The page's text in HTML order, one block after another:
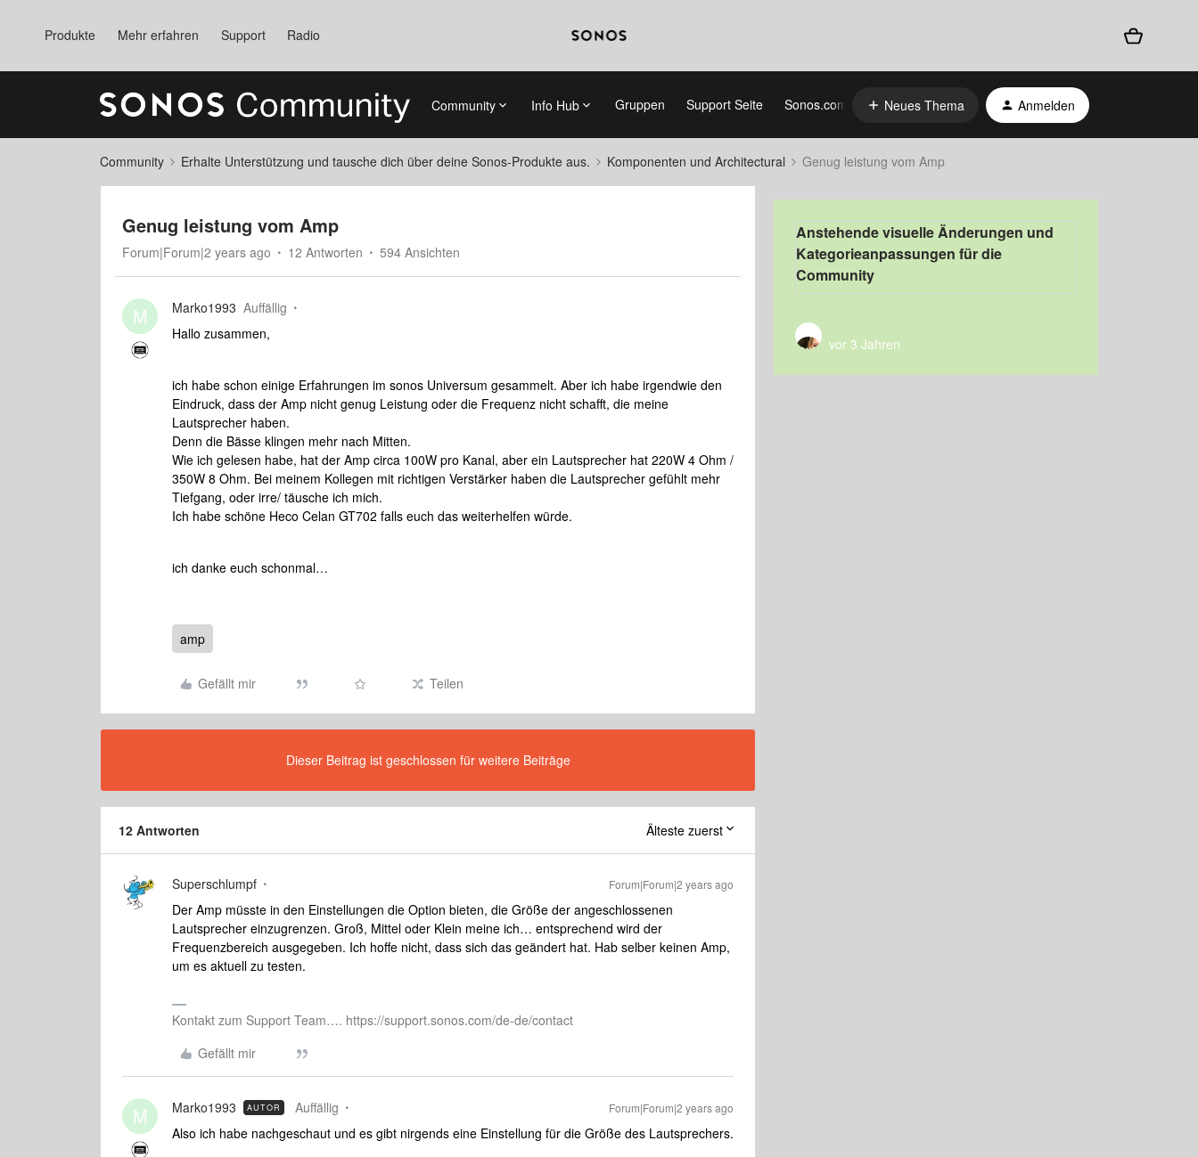
Produkte Mehr erfahren Support Radio
Community Info Hub Gruppen Support Seite Sonos.com Neues Thema Anmelden
Community Erhalte Unterstützung und tausche dich über deine Sonos-Produkte aus. Komponenten und Architectural Genug leistung vom Amp
Genug leistung vom Amp
Forum|Forum|2 years ago 12 Antworten 594 Ansichten
M Marko1993 Auffällig
Hallo zusammen,
ich habe schon einige Erfahrungen im sonos Universum gesammelt. Aber ich habe irgendwie den
Eindruck, dass der Amp nicht genug Leistung oder die Frequenz nicht schafft, die meine
Lautsprecher haben.
Denn die Bässe klingen mehr nach Mitten.
Wie ich gelesen habe, hat der Amp circa 100W pro Kanal, aber ein Lautsprecher hat 220W 4 Ohm /
350W 8 Ohm. Bei meinem Kollegen mit richtigen Verstärker haben die Lautsprecher gefühlt mehr
Tiefgang, oder irre/ täusche ich mich.
Ich habe schöne Heco Celan GT702 falls euch das weiterhelfen würde.
ich danke euch schonmal…
amp
Gefällt mir Teilen
Dieser Beitrag ist geschlossen für weitere Beiträge
12 Antworten Älteste zuerst
Superschlumpf Forum|Forum|2 years ago
Der Amp müsste in den Einstellungen die Option bieten, die Größe der angeschlossenen
Lautsprecher einzugrenzen. Groß, Mittel oder Klein meine ich… entsprechend wird der
Frequenzbereich ausgegeben. Ich hoffe nicht, dass sich das geändert hat. Hab selber keinen Amp,
um es aktuell zu testen.
Kontakt zum Support Team…. https://support.sonos.com/de-de/contact
Gefällt mir
M Marko1993 AUTOR Auffällig Forum|Forum|2 years ago
Also ich habe nachgeschaut und es gibt nirgends eine Einstellung für die Größe des Lautsprechers.
Anstehende visuelle Änderungen und
Kategorieanpassungen für die
Community
vor 3 Jahren